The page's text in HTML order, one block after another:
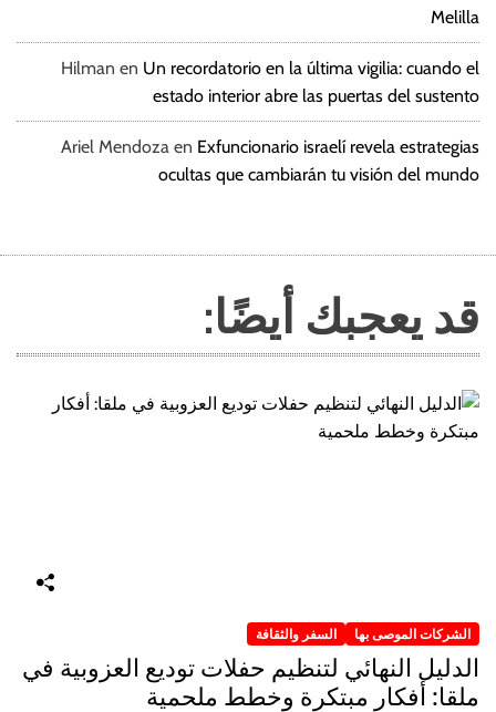
Melilla
Hilman en Un recordatorio en la última vigilia: cuando el
estado interior abre las puertas del sustento
Ariel Mendoza en Exfuncionario israelí revela estrategias
ocultas que cambiarán tu visión del mundo
قد يعجبك أيضًا:
الشركات الموصى بها السفر والثقافة
الدليل النهائي لتنظيم حفلات توديع العزوبية في
ملقا: أفكار مبتكرة وخطط ملحمية